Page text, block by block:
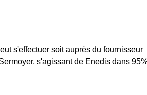
s'effectuer soit auprès du fournisseur
s'agissant de Enedis dans